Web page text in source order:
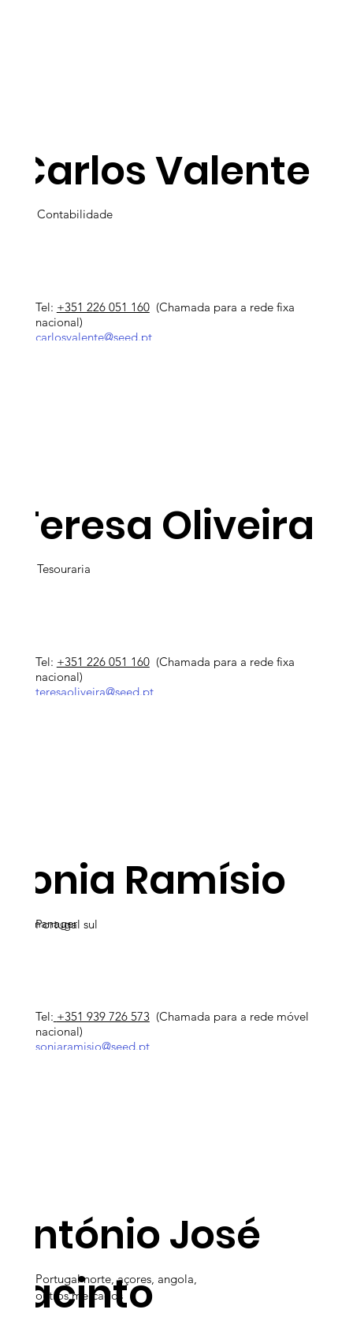
Carlos Valente
Contabilidade
Tel: +351 226 051 160 (Chamada para a rede fixa
nacional)
carlosvalente@seed.pt
Teresa Oliveira
Tesouraria
Tel: +351 226 051 160 (Chamada para a rede fixa
nacional)
teresaoliveira@seed.pt
Sonia Ramísio
Area manager
Tel: +351 939 726 573 (Chamada para a rede móvel
nacional)
soniaramisio@seed.pt
Portugal sul
António José
Jacinto
Portugal norte, açores, angola,
outros mercados